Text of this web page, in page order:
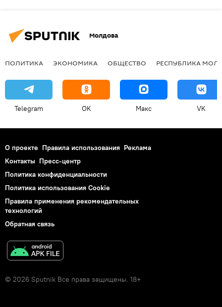
Молдова
ПОЛИТИКА ЭКОНОМИКА ОБЩЕСТВО РЕСПУБЛИКА
Telegram OK Макс VK
О проекте Правила использования Реклама
Контакты Пресс-центр
Политика конфиденциальности
Политика использования Cookie
Правила применения рекомендательных
технологий
Обратная связь
© 2026 Sputnik Все права защищены. 18+